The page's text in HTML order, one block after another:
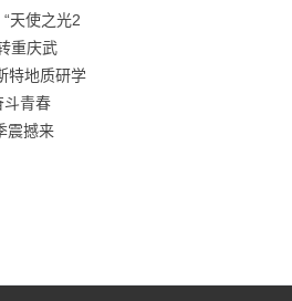
天使之光2
重庆武
特地质研学
斗青春
震撼来